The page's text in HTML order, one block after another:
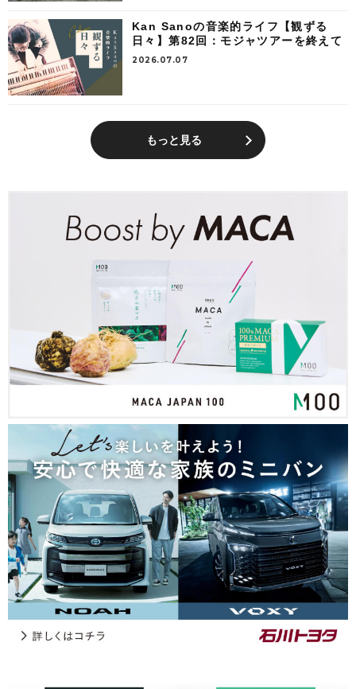
Kan Sanoの音楽的ライフ【観ずる
日々】第82回：モジャツアーを終えて
2026.07.07
もっと見る